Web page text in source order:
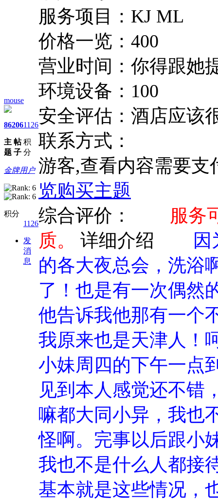
mouse
86
主
题
206
帖
子
1126
积
分
金牌用户
积分
1126
发
消
息
服务项目：KJ ML
价格一览：400
营业时间：你得跟她
环境设备：100
安全评估：酒店应该
联系方式：
游客,查看内容需要
览购买主题
综合评价： 服务
质。
详细介绍
的各大夜总会，洗浴
了！也是有一次偶然
他告诉我他那有一个
我原来也是天津人！
小妹周四的下午一点
见到本人感觉还不错
嘛都大同小异，我也
怪啊。完事以后跟小
我也不是什么人都接
基本就是这些情况，